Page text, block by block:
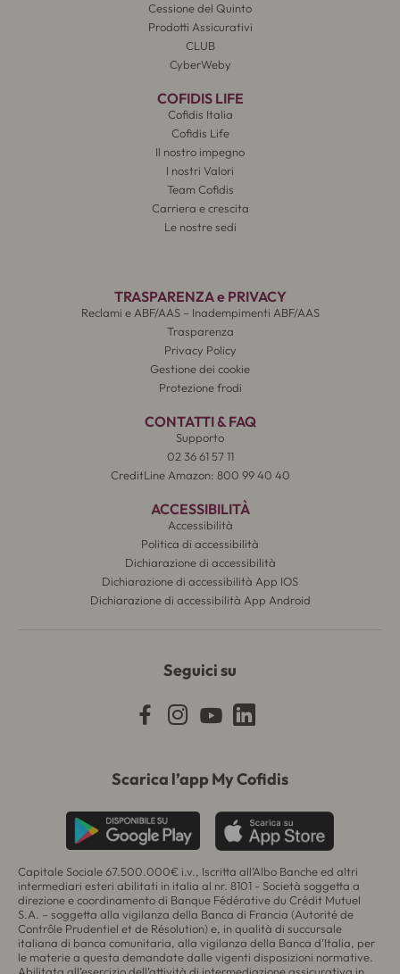
Cessione del Quinto
Prodotti Assicurativi
CLUB
CyberWeby
COFIDIS LIFE
Cofidis Italia
Cofidis Life
Il nostro impegno
I nostri Valori
Team Cofidis
Carriera e crescita
Le nostre sedi
TRASPARENZA e PRIVACY
Reclami e ABF/AAS – Inadempimenti ABF/AAS
Trasparenza
Privacy Policy
Gestione dei cookie
Protezione frodi
CONTATTI & FAQ
Supporto
02 36 61 57 11
CreditLine Amazon: 800 99 40 40
ACCESSIBILITÀ
Accessibilità
Politica di accessibilità
Dichiarazione di accessibilità
Dichiarazione di accessibilità App IOS
Dichiarazione di accessibilità App Android
Seguici su
Scarica l’app My Cofidis
Capitale Sociale 67.500.000€ i.v., Iscritta all’Albo Banche ed altri
intermediari esteri abilitati in italia al nr. 8101 - Società soggetta a
direzione e coordinamento di Banque Fédérative du Crédit Mutuel
S.A. – soggetta alla vigilanza della Banca di Francia (Autorité de
Contrôle Prudentiel et de Résolution) e, in qualità di succursale
italiana di banca comunitaria, alla vigilanza della Banca d’Italia, per
le materie a questa demandate dalle vigenti disposizioni normative.